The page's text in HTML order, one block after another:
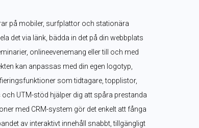
på mobiler, surfplattor och stationära
det via länk, bädda in det på din webbplats
onlineevenemang eller till och med
kan anpassas med din egen logotyp,
som tidtagare, topplistor,
UTM-stöd hjälper dig att spåra prestanda
med CRM-system gör det enkelt att fånga
av interaktivt innehåll snabbt, tillgängligt